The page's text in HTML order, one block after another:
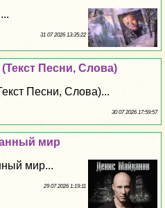
31 07 2026 13:35:22
Песни, Слова)
Песни, Слова)...
30 07 2026 17:59:57
мир
мир...
29 07 2026 1:19:11